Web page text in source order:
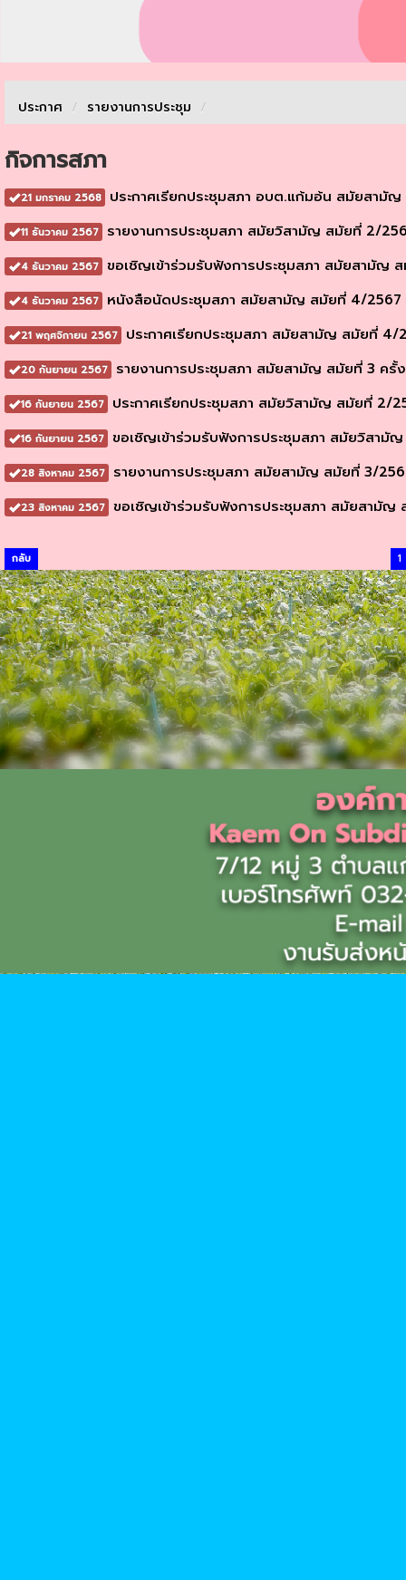
ประกาศ / รายงานการประชุม /
กิจการสภา
21 มกราคม 2568 ประกาศเรียกประชุมสภา อบต.แก้มอ้น สมัยสามั
11 ธันวาคม 2567 รายงานการประชุมสภา สมัยวิสามัญ สมัยที่ 2/
4 ธันวาคม 2567 ขอเชิญเข้าร่วมรับฟังการประชุมสภา สมัยสามัญ
4 ธันวาคม 2567 หนังสือนัดประชุมสภา สมัยสามัญ สมัยที่ 4/2567
21 พฤศจิกายน 2567 ประกาศเรียกประชุมสภา สมัยสามัญ สมัยที่ 4/
20 กันยายน 2567 รายงานการประชุมสภา สมัยสามัญ สมัยที่ 3 ครั้
16 กันยายน 2567 ประกาศเรียกประชุมสภา สมัยวิสามัญ สมัยที่ 2/
16 กันยายน 2567 ขอเชิญเข้าร่วมรับฟังการประชุมสภา สมัยวิสามั
28 สิงหาคม 2567 รายงานการประชุมสภา สมัยสามัญ สมัยที่ 3/
23 สิงหาคม 2567 ขอเชิญเข้าร่วมรับฟังการประชุมสภา สมัยสามั
กลับ 1